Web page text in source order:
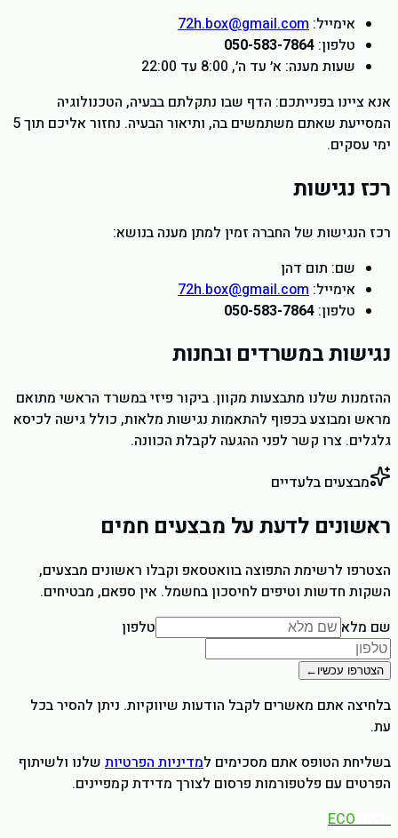
אימייל: 72h.box@gmail.com
טלפון: 050-583-7864
שעות מענה: א׳ עד ה׳, 8:00 עד 22:00
אנא ציינו בפנייתכם: הדף שבו נתקלתם בבעיה, הטכנולוגיה
המסייעת שאתם משתמשים בה, ותיאור הבעיה. נחזור אליכם תוך 5
ימי עסקים.
רכז נגישות
רכז הנגישות של החברה זמין למתן מענה בנושא:
שם: תום דהן
אימייל: 72h.box@gmail.com
טלפון: 050-583-7864
נגישות במשרדים ובחנות
ההזמנות שלנו מתבצעות מקוון. ביקור פיזי במשרד הראשי מתואם
מראש ומבוצע בכפוף להתאמות נגישות מלאות, כולל גישה לכיסא
גלגלים. צרו קשר לפני ההגעה לקבלת הכוונה.
מבצעים בלעדיים
ראשונים לדעת על מבצעים חמים
הצטרפו לרשימת התפוצה בוואטסאפ וקבלו ראשונים מבצעים,
השקות חדשות וטיפים לחיסכון בחשמל. אין ספאם, מבטיחים.
שם מלא
טלפון
הצטרפו עכשיו ←
בלחיצה אתם מאשרים לקבל הודעות שיווקיות. ניתן להסיר בכל
עת.
בשליחת הטופס אתם מסכימים למדיניות הפרטיות שלנו ולשיתוף
הפרטים עם פלטפורמות פרסום לצורך מדידת קמפיינים.
ECOTECH